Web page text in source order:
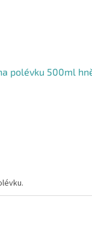
polévku 500ml